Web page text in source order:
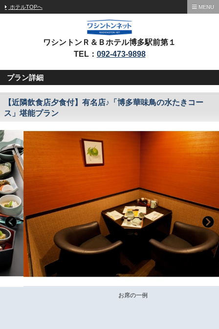
ホテルTOPへ MENU
ワシントンＲ＆Ｂホテル博多駅前第１
TEL： 092-473-9898
プラン詳細
【近隣飲食店夕食付】有名店♪「博多華味鳥の水たきコー
ス」堪能プラン
お席の一例